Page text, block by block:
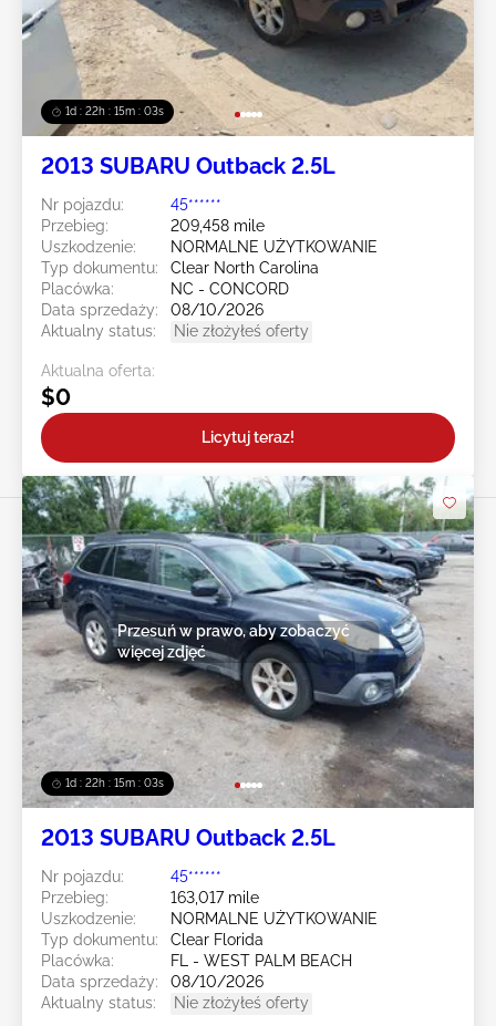
1d : 22h : 15m : 00s
2013 SUBARU Outback 2.5L
Nr pojazdu:
45******
Przebieg:
209,458 mile
Uszkodzenie:
NORMALNE UŻYTKOWANIE
Typ dokumentu:
Clear North Carolina
Placówka:
NC - CONCORD
Data sprzedaży:
08/10/2026
Aktualny status:
Nie złożyłeś oferty
Aktualna oferta:
$0
Licytuj teraz!
1d : 22h : 15m : 00s
Przesuń w prawo, aby zobaczyć
więcej zdjęć
2013 SUBARU Outback 2.5L
Nr pojazdu:
45******
Przebieg:
163,017 mile
Uszkodzenie:
NORMALNE UŻYTKOWANIE
Typ dokumentu:
Clear Florida
Placówka:
FL - WEST PALM BEACH
Data sprzedaży:
08/10/2026
Aktualny status:
Nie złożyłeś oferty